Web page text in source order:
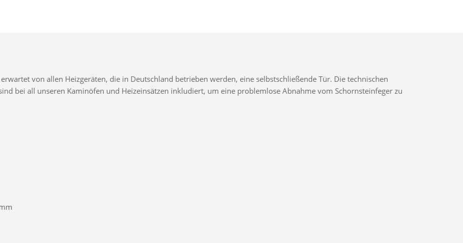
von allen Heizgeräten, die in Deutschland betrieben werden, eine selbstschließende Tür. Die technischen
bei all unseren Kaminöfen und Heizeinsätzen inkludiert, um eine problemlose Abnahme vom Schornsteinfeger zu